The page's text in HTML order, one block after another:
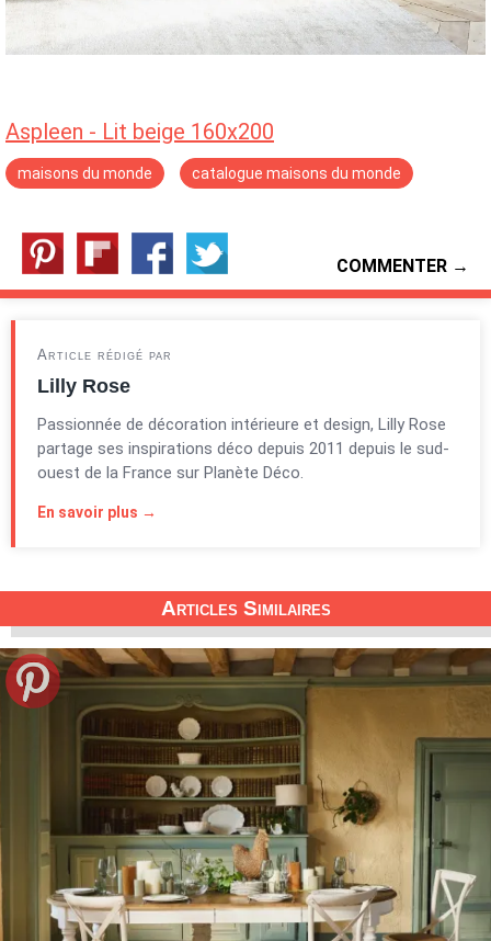
Aspleen - Lit beige 160x200
maisons du monde catalogue maisons du monde
COMMENTER →
Article rédigé par
Lilly Rose
Passionnée de décoration intérieure et design, Lilly Rose
partage ses inspirations déco depuis 2011 depuis le sud-
ouest de la France sur Planète Déco.
En savoir plus →
Articles Similaires